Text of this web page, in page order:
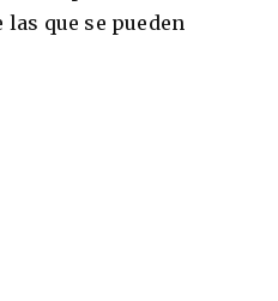
que se pueden